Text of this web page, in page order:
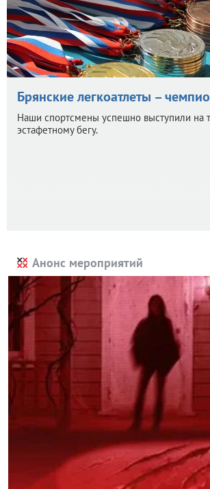
Брянские легкоатлеты –
Наши спортсмены успешно выступили на
эстафетному бегу.
Анонс мероприятий